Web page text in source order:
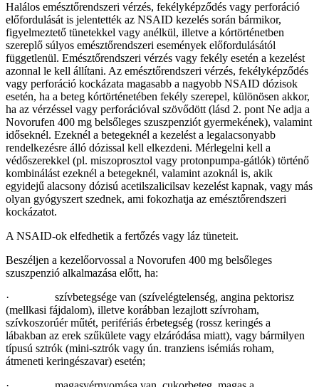
Halálos emésztőrendszeri vérzés, fekélyképződés vagy perforáció
előfordulását is jelentették az NSAID kezelés során bármikor,
figyelmeztető tünetekkel vagy anélkül, illetve a kórtörténetben
szereplő súlyos emésztőrendszeri események előfordulásától
függetlenül. Emésztőrendszeri vérzés vagy fekély esetén a kezelést
azonnal le kell állítani. Az emésztőrendszeri vérzés, fekélyképződés
vagy perforáció kockázata magasabb a nagyobb NSAID dózisok
esetén, ha a beteg kórtörténetében fekély szerepel, különösen akkor,
ha az vérzéssel vagy perforációval szövődött (lásd 2. pont Ne adja a
Novorufen 400 mg belsőleges szuszpenziót gyermekének), valamint
időseknél. Ezeknél a betegeknél a kezelést a legalacsonyabb
rendelkezésre álló dózissal kell elkezdeni. Mérlegelni kell a
védőszerekkel (pl. miszoprosztol vagy protonpumpa-gátlók) történő
kombinálást ezeknél a betegeknél, valamint azoknál is, akik
egyidejű alacsony dózisú acetilszalicilsav kezelést kapnak, vagy más
olyan gyógyszert szednek, ami fokozhatja az emésztőrendszeri
kockázatot.
A NSAID-ok elfedhetik a fertőzés vagy láz tüneteit.
Beszéljen a kezelőorvossal a Novorufen 400 mg belsőleges
szuszpenzió alkalmazása előtt, ha:
· szívbetegsége van (szívelégtelenség, angina pektorisz
(mellkasi fájdalom), illetve korábban lezajlott szívroham,
szívkoszorúér műtét, perifériás érbetegség (rossz keringés a
lábakban az erek szűkülete vagy elzáródása miatt), vagy bármilyen
típusú sztrók (mini-sztrók vagy ún. tranziens isémiás roham,
átmeneti keringészavar) esetén;